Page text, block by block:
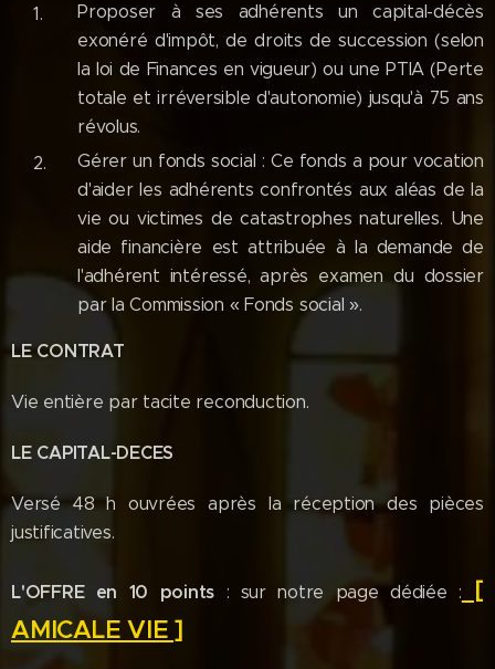
Proposer à ses adhérents un capital-décès
exonéré d'impôt, de droits de succession (selon
la loi de Finances en vigueur) ou une PTIA (Perte
totale et irréversible d'autonomie) jusqu'à 75 ans
révolus.
Gérer un fonds social : Ce fonds a pour vocation
d'aider les adhérents confrontés aux aléas de la
vie ou victimes de catastrophes naturelles. Une
aide financière est attribuée à la demande de
l'adhérent intéressé, après examen du dossier
par la Commission « Fonds social ».
LE CONTRAT
Vie entière par tacite reconduction.
LE CAPITAL-DECES
Versé 48 h ouvrées après la réception des pièces
justificatives.
L'OFFRE en 10 points : sur notre page dédiée :
[
AMICALE VIE ]